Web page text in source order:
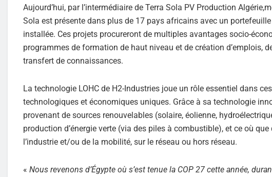
Aujourd’hui, par l’intermédiaire de Terra Sola PV Production
Sola est présente dans plus de 17 pays africains avec un
installée. Ces projets procureront de multiples avantages socio-
programmes de formation de haut niveau et de création d’emplois,
transfert de connaissances.
La technologie LOHC de H2-Industries joue un rôle essentiel dans
technologiques et économiques uniques. Grâce à sa technologie
provenant de sources renouvelables (solaire, éolienne,
production d’énergie verte (via des piles à combustible), et ce où
l’industrie et/ou de la mobilité, sur le réseau ou hors réseau.
« Nous revenons d’Égypte où s’est tenue la COP 27 cette année,